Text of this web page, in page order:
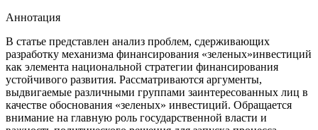
Аннотация
В статье представлен анализ проблем, сдерживающих
разработку механизма финансирования «зеленых»инвестиций
как элемента национальной стратегии финансирования
устойчивого развития. Рассматриваются аргументы,
выдвигаемые различными группами заинтересованных лиц в
качестве обоснования «зеленых» инвестиций. Обращается
внимание на главную роль государственной власти и